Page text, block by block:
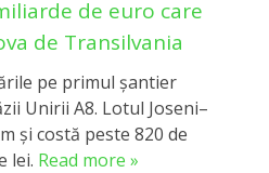
de euro care
de Transilvania
pe primul șantier
Unirii A8. Lotul Joseni–
și costă peste 820 de
lei. Read more »